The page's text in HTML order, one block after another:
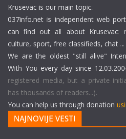
Krusevac is our main topic.
037info.net is independent web
can find out all about Krusevac:
culture, sport, free classifieds, chat ...
We are the oldest "still alive"
With You every day since
registered media, but a private
has thousands of readers...).
You can help us through donation
NAJNOVIJE VESTI